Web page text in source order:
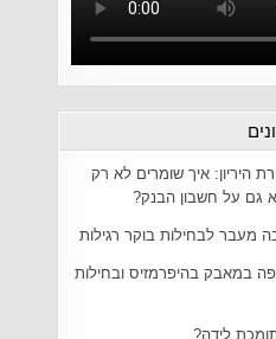
היריון: איך שומרים לא רק
גם על חשבון הבנק?
מעבר לבחילות בוקר רגילות
במאבק בהיפרמזיס ובחילות
לידה?